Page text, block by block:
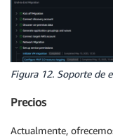
Figura 12. Soporte de
Precios
Actualmente,